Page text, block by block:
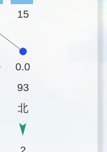
15
0.0
93
北